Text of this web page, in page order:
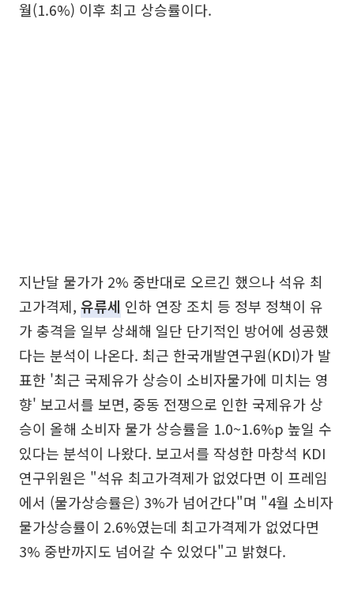
월(1.6%) 이후 최고 상승률이다.
지난달 물가가 2% 중반대로 오르긴 했으나 석유 최
고가격제, 유류세 인하 연장 조치 등 정부 정책이 유
가 충격을 일부 상쇄해 일단 단기적인 방어에 성공했
다는 분석이 나온다. 최근 한국개발연구원(KDI)가 발
표한 '최근 국제유가 상승이 소비자물가에 미치는 영
향' 보고서를 보면, 중동 전쟁으로 인한 국제유가 상
승이 올해 소비자 물가 상승률을 1.0~1.6%p 높일 수
있다는 분석이 나왔다. 보고서를 작성한 마창석 KDI
연구위원은 "석유 최고가격제가 없었다면 이 프레임
에서 (물가상승률은) 3%가 넘어간다"며 "4월 소비자
물가상승률이 2.6%였는데 최고가격제가 없었다면
3% 중반까지도 넘어갈 수 있었다"고 밝혔다.